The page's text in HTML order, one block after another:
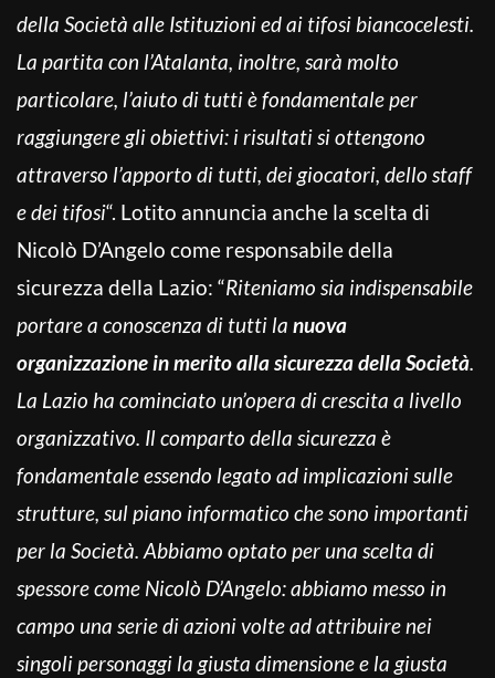
della Società alle Istituzioni ed ai tifosi biancocelesti.
La partita con l’Atalanta, inoltre, sarà molto
particolare, l’aiuto di tutti è fondamentale per
raggiungere gli obiettivi: i risultati si ottengono
attraverso l’apporto di tutti, dei giocatori, dello staff
e dei tifosi“. Lotito annuncia anche la scelta di
Nicolò D’Angelo come responsabile della
sicurezza della Lazio: “Riteniamo sia indispensabile
portare a conoscenza di tutti la nuova
organizzazione in merito alla sicurezza della Società.
La Lazio ha cominciato un’opera di crescita a livello
organizzativo. Il comparto della sicurezza è
fondamentale essendo legato ad implicazioni sulle
strutture, sul piano informatico che sono importanti
per la Società. Abbiamo optato per una scelta di
spessore come Nicolò D’Angelo: abbiamo messo in
campo una serie di azioni volte ad attribuire nei
singoli personaggi la giusta dimensione e la giusta